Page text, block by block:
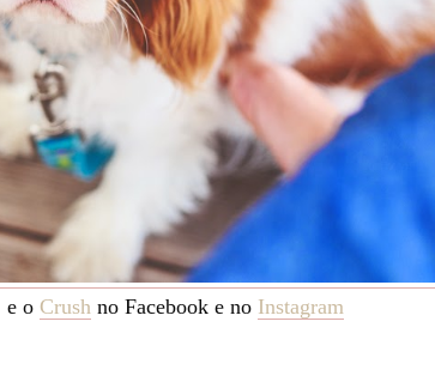
e o Crush no Facebook e no Instagram